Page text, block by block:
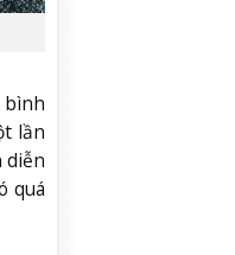
bình
lần
diễn
quá